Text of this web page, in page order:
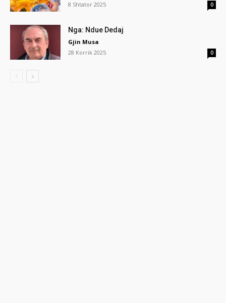
8 Shtator 2025
0
Nga: Ndue Dedaj
Gjin Musa
28 Korrik 2025
0